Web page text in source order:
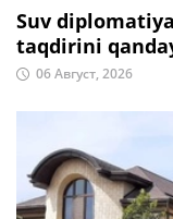
Suv
taqdirini
06 Август, 2026